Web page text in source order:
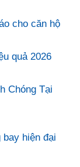
cho căn hộ
quả 2026
Chóng Tại
hiện đại